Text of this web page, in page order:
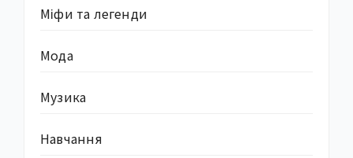
Міфи та легенди
Мода
Музика
Навчання